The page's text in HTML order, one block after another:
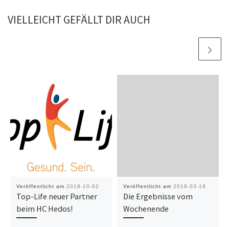
VIELLEICHT GEFÄLLT DIR AUCH
Veröffentlicht am 2018-10-02
Top-Life neuer Partner
beim HC Hedos!
Veröffentlicht am 2018-03-19
Die Ergebnisse vom
Wochenende